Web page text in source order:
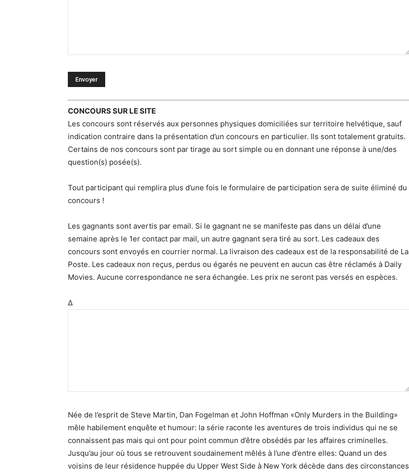
CONCOURS SUR LE SITE
Les concours sont réservés aux personnes physiques domiciliées sur territoire helvétique, sauf
indication contraire dans la présentation d’un concours en particulier. Ils sont totalement gratuits.
Certains de nos concours sont par tirage au sort simple ou en donnant une réponse à une/des
question(s) posée(s).
Tout participant qui remplira plus d’une fois le formulaire de participation sera de suite éliminé du
concours !
Les gagnants sont avertis par email. Si le gagnant ne se manifeste pas dans un délai d’une
semaine après le 1er contact par mail, un autre gagnant sera tiré au sort. Les cadeaux des
concours sont envoyés en courrier normal. La livraison des cadeaux est de la responsabilité de La
Poste. Les cadeaux non reçus, perdus ou égarés ne peuvent en aucun cas être réclamés à Daily
Movies. Aucune correspondance ne sera échangée. Les prix ne seront pas versés en espèces.
Δ
Née de l’esprit de Steve Martin, Dan Fogelman et John Hoffman «Only Murders in the Building»
mêle habilement enquête et humour: la série raconte les aventures de trois individus qui ne se
connaissent pas mais qui ont pour point commun d’être obsédés par les affaires criminelles.
Jusqu’au jour où tous se retrouvent soudainement mêlés à l’une d’entre elles: Quand un des
voisins de leur résidence huppée du Upper West Side à New York décède dans des circonstances